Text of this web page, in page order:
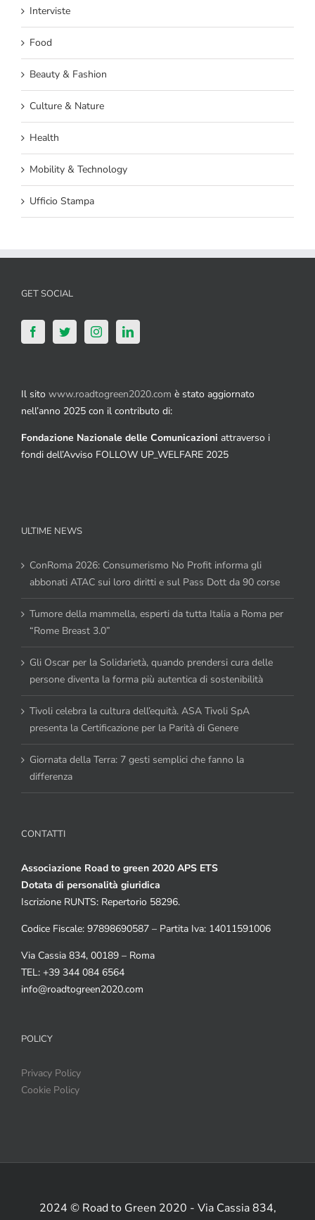
Interviste
Food
Beauty & Fashion
Culture & Nature
Health
Mobility & Technology
Ufficio Stampa
GET SOCIAL
Il sito www.roadtogreen2020.com è stato aggiornato
nell’anno 2025 con il contributo di:
Fondazione Nazionale delle Comunicazioni attraverso i
fondi dell’Avviso FOLLOW UP_WELFARE 2025
ULTIME NEWS
ConRoma 2026: Consumerismo No Profit informa gli
abbonati ATAC sui loro diritti e sul Pass Dott da 90 corse
Tumore della mammella, esperti da tutta Italia a Roma per
“Rome Breast 3.0”
Gli Oscar per la Solidarietà, quando prendersi cura delle
persone diventa la forma più autentica di sostenibilità
Tivoli celebra la cultura dell’equità. ASA Tivoli SpA
presenta la Certificazione per la Parità di Genere
Giornata della Terra: 7 gesti semplici che fanno la
differenza
CONTATTI
Associazione Road to green 2020 APS ETS
Dotata di personalità giuridica
Iscrizione RUNTS: Repertorio 58296.
Codice Fiscale: 97898690587 – Partita Iva: 14011591006
Via Cassia 834, 00189 – Roma
TEL: +39 344 084 6564
info@roadtogreen2020.com
POLICY
Privacy Policy
Cookie Policy
2024 © Road to Green 2020 - Via Cassia 834,